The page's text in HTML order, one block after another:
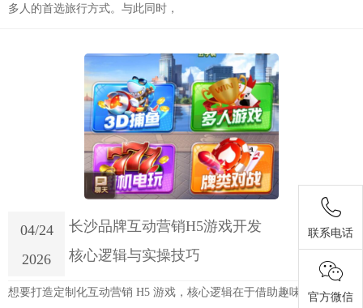
多人的首选旅行方式。与此同时，
04/24
2026
长沙品牌互动营销H5游戏开发
核心逻辑与实操技巧
想要打造定制化互动营销 H5 游戏，核心逻辑在于借助趣味性的游戏
联系电话
官方微信